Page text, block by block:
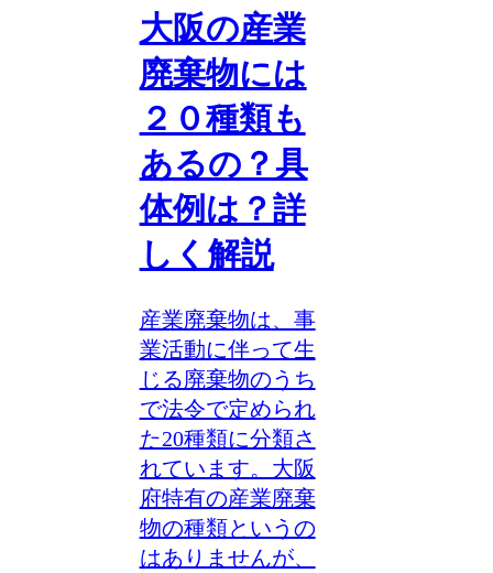
大阪の産業
廃棄物には
２０種類も
あるの？具
体例は？詳
しく解説
産業廃棄物は、事
業活動に伴って生
じる廃棄物のうち
で法令で定められ
た20種類に分類さ
れています。大阪
府特有の産業廃棄
物の種類というの
はありませんが、